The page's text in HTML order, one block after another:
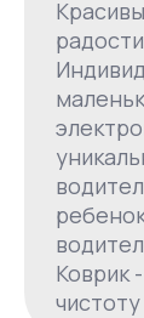
Коврик